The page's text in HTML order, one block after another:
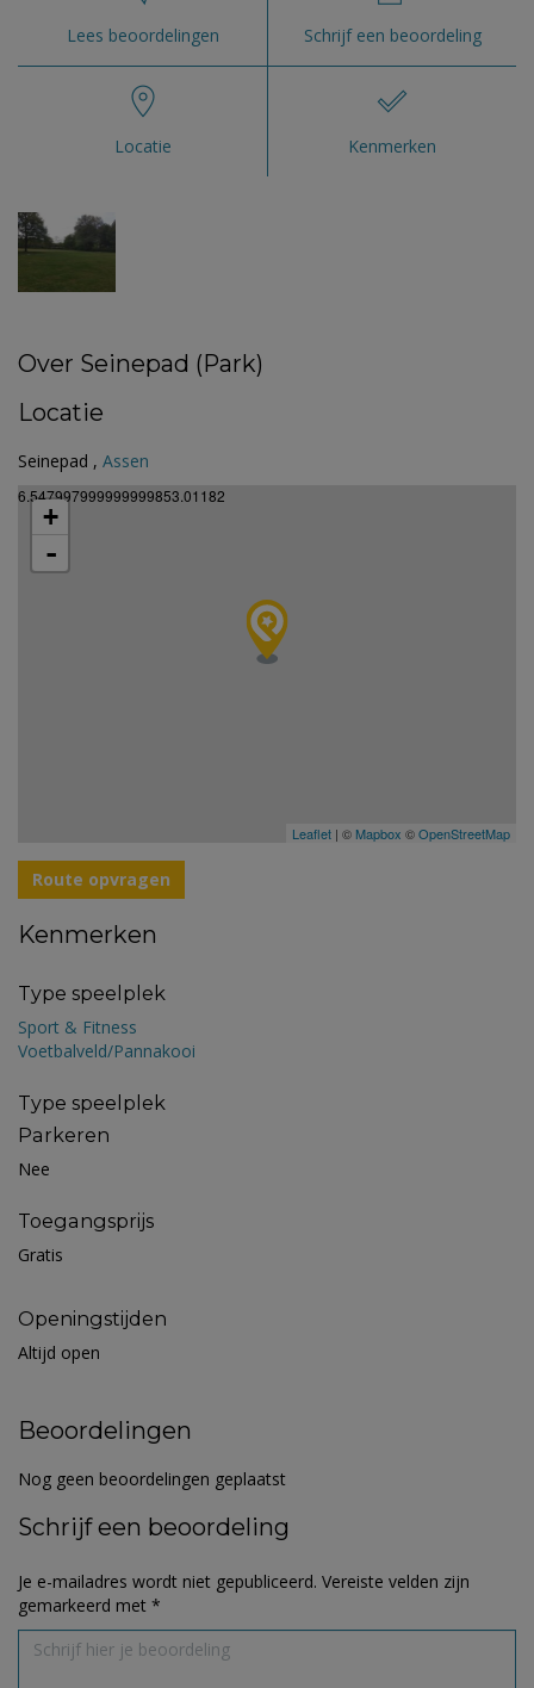
Lees beoordelingen Schrijf een beoordeling
Locatie Kenmerken
Over Seinepad (Park)
Locatie
Seinepad , Assen
6.547997999999999853.01182
+
-
Leaflet | © Mapbox ©OpenStreetMap
Route opvragen
Kenmerken
Type speelplek
Sport & Fitness
Voetbalveld/Pannakooi
Type speelplek
Parkeren
Nee
Toegangsprijs
Gratis
Openingstijden
Altijd open
Beoordelingen
Nog geen beoordelingen geplaatst
Schrijf een beoordeling
Je e-mailadres wordt niet gepubliceerd. Vereiste velden zijn
gemarkeerd met *